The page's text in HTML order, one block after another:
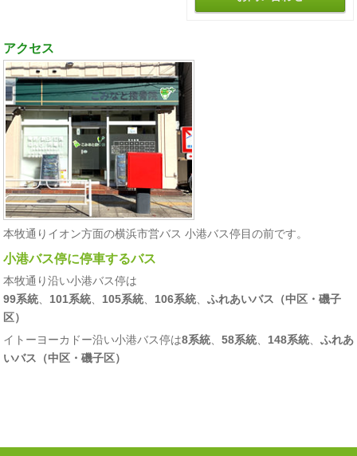
アクセス
本牧通りイオン方面の横浜市営バス 小港バス停目の前です。
小港バス停に停車するバス
本牧通り沿い小港バス停は
99系統
101系統 105系統 106系統
ふれあいバス（中区・磯子
区）
イトーヨーカドー沿い小港バス停は8系統 58系統 148系統
ふれあ
いバス（中区・磯子区）